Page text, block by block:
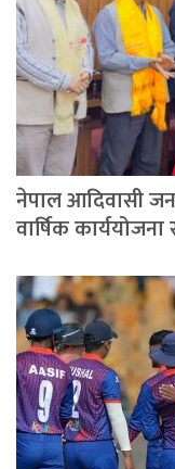
नेपाल आदिवासी
वार्षिक